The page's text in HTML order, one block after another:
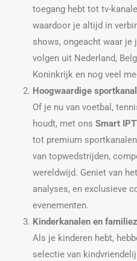
toegang hebt tot tv-
waardoor je altijd in
shows, ongeacht waar je
volgen uit Nederland,
Koninkrijk en nog veel
Hoogwaardige
Of je nu van voetbal,
houdt, met ons Smart
tot premium
van topwedstrijden,
wereldwijd. Geniet van
analyses, en exclusieve
evenementen.
Kinderkanalen en
Als je kinderen hebt,
selectie van